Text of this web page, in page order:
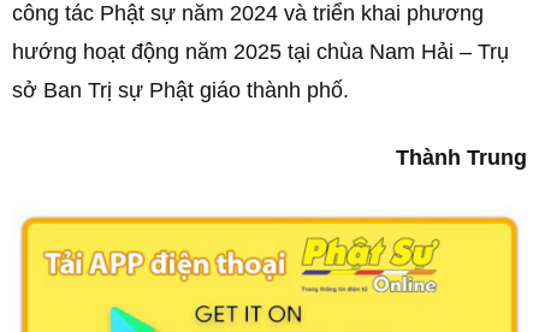
công tác Phật sự năm 2024 và triển khai phương
hướng hoạt động năm 2025 tại chùa Nam Hải – Trụ
sở Ban Trị sự Phật giáo thành phố.
Thành Trung